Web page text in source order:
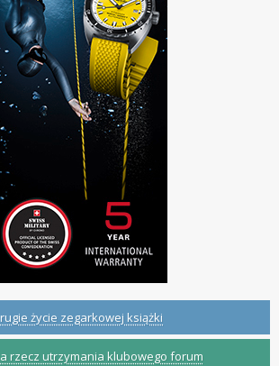
życie zegarkowej książki
rzecz utrzymania klubowego forum